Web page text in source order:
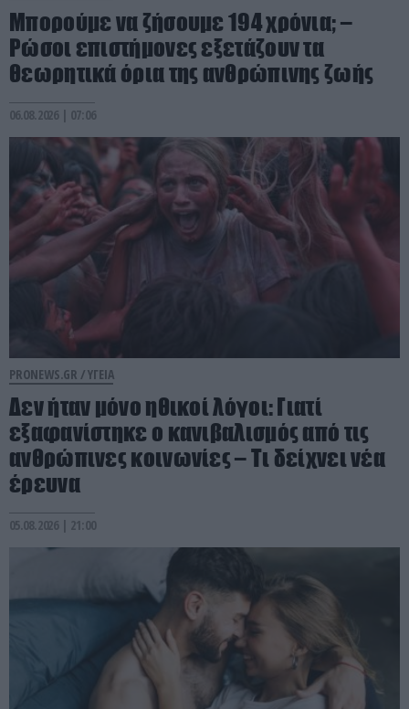
Μπορούμε να ζήσουμε 194 χρόνια; –
Ρώσοι επιστήμονες εξετάζουν τα
θεωρητικά όρια της ανθρώπινης ζωής
06.08.2026 | 07:06
PRONEWS.GR /ΥΓΕΙΑ
Δεν ήταν μόνο ηθικοί λόγοι: Γιατί
εξαφανίστηκε ο κανιβαλισμός από τις
ανθρώπινες κοινωνίες – Τι δείχνει νέα
έρευνα
05.08.2026 | 21:00